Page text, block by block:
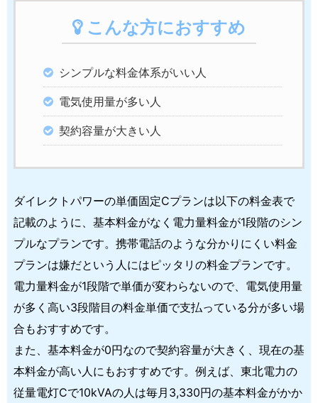
こんな方におすすめ
シンプルな料金体系がいい人
電気使用量が多い人
契約容量が大きい人
ダイレクトパワーの単価固定Cプランは以下の料金表で
記載のように、基本料金がなく電力量料金が1段階のシン
プルなプランです。携帯電話のような分かりにくい料金
プランは嫌だという人にはピッタリの料金プランです。
電力量料金が1段階で単価が変わらないので、電気使用量
が多く高い3段階目の料金単価で支払っている分が多い場
合もおすすめです。
また、基本料金が0円なので契約容量が大きく、現在の基
本料金が高い人にもおすすめです。例えば、東北電力の
従量電灯Cで10kVAの人は毎月3,330円の基本料金がかか